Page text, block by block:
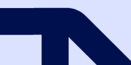
Петербурга. Сочетание...